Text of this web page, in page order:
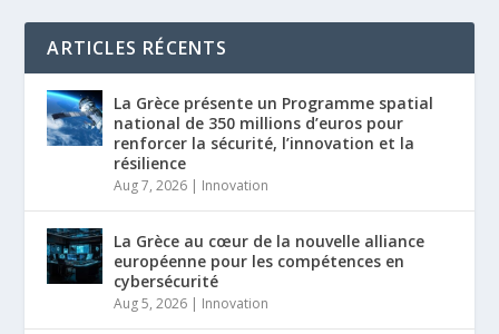
ARTICLES RÉCENTS
La Grèce présente un Programme spatial
national de 350 millions d’euros pour
renforcer la sécurité, l’innovation et la
résilience
Aug 7, 2026 | Innovation
La Grèce au cœur de la nouvelle alliance
européenne pour les compétences en
cybersécurité
Aug 5, 2026 | Innovation